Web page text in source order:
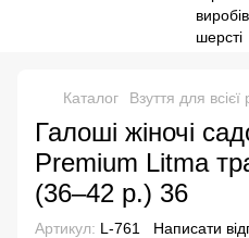
Каталог Взуття для
Галоші жіночі
Premium Litma
(36–42 р.) 36
Артикул: L-761 Написати